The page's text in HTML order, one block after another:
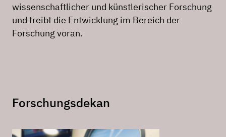
wissenschaftlicher und künstlerischer Forschung
und treibt die Entwicklung im Bereich der
Forschung voran.
Forschungsdekan